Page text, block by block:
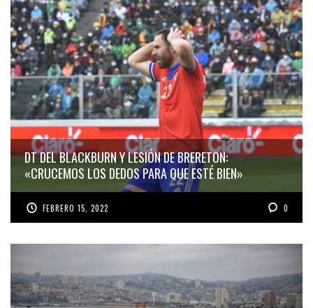
DT DEL BLACKBURN Y LESIÓN DE BRERETON:
«CRUCEMOS LOS DEDOS PARA QUE ESTÉ BIEN»
FEBRERO 15, 2022 0